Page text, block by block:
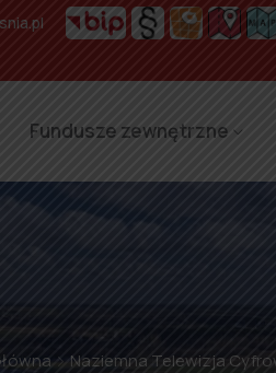
Fundusze zewnętrzne
Naziemna Telewizja